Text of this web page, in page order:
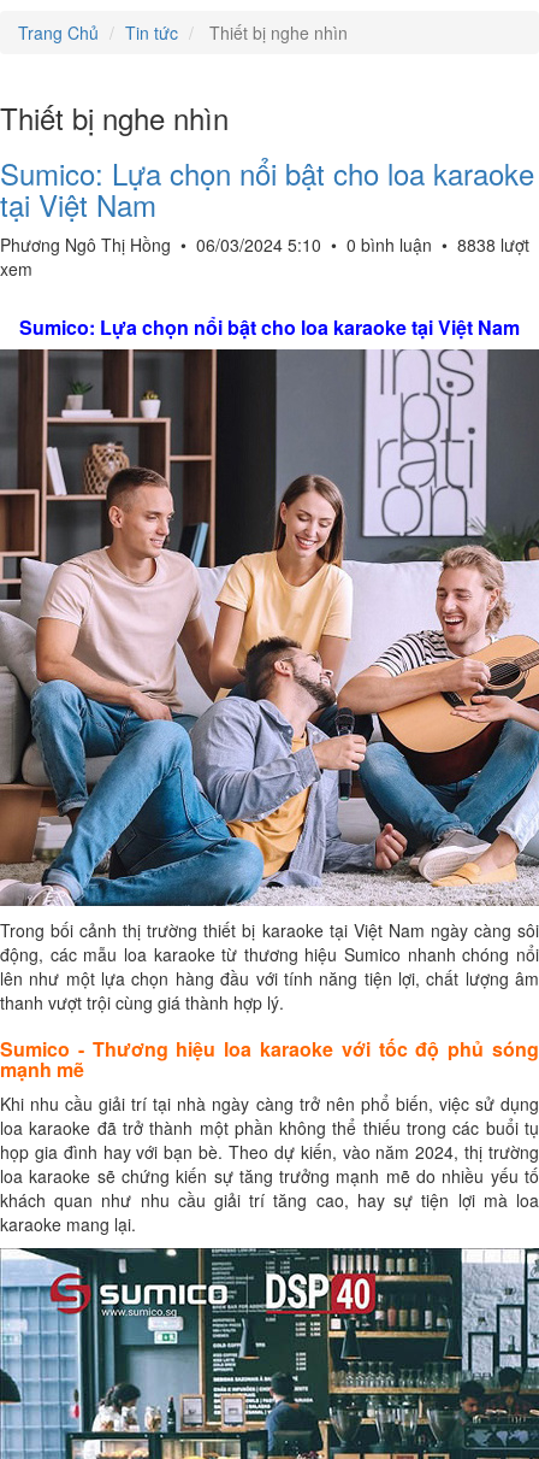
Trang Chủ
Tin tức Thiết bị nghe nhìn
Thiết bị nghe nhìn
Sumico: Lựa chọn nổi bật cho loa karaoke
tại Việt Nam
Phương Ngô Thị Hồng • 06/03/2024 5:10 • 0 bình luận • 8838 lượt
xem
Sumico: Lựa chọn nổi bật cho loa karaoke tại Việt Nam
Trong bối cảnh thị trường thiết bị karaoke tại Việt Nam ngày càng sôi
động, các mẫu loa karaoke từ thương hiệu Sumico nhanh chóng nổi
lên như một lựa chọn hàng đầu với tính năng tiện lợi, chất lượng âm
thanh vượt trội cùng giá thành hợp lý.
Sumico - Thương hiệu loa karaoke với tốc độ phủ sóng
mạnh mẽ
Khi nhu cầu giải trí tại nhà ngày càng trở nên phổ biến, việc sử dụng
loa karaoke đã trở thành một phần không thể thiếu trong các buổi tụ
họp gia đình hay với bạn bè. Theo dự kiến, vào năm 2024, thị trường
loa karaoke sẽ chứng kiến sự tăng trưởng mạnh mẽ do nhiều yếu tố
khách quan như nhu cầu giải trí tăng cao, hay sự tiện lợi mà loa
karaoke mang lại.